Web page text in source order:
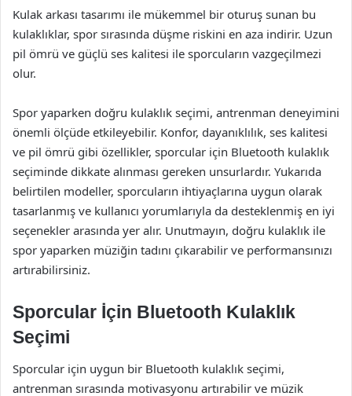
Kulak arkası tasarımı ile mükemmel bir oturuş sunan bu
kulaklıklar, spor sırasında düşme riskini en aza indirir. Uzun
pil ömrü ve güçlü ses kalitesi ile sporcuların vazgeçilmezi
olur.
Spor yaparken doğru kulaklık seçimi, antrenman deneyimini
önemli ölçüde etkileyebilir. Konfor, dayanıklılık, ses kalitesi
ve pil ömrü gibi özellikler, sporcular için Bluetooth kulaklık
seçiminde dikkate alınması gereken unsurlardır. Yukarıda
belirtilen modeller, sporcuların ihtiyaçlarına uygun olarak
tasarlanmış ve kullanıcı yorumlarıyla da desteklenmiş en iyi
seçenekler arasında yer alır. Unutmayın, doğru kulaklık ile
spor yaparken müziğin tadını çıkarabilir ve performansınızı
artırabilirsiniz.
Sporcular İçin Bluetooth Kulaklık
Seçimi
Sporcular için uygun bir Bluetooth kulaklık seçimi,
antrenman sırasında motivasyonu artırabilir ve müzik